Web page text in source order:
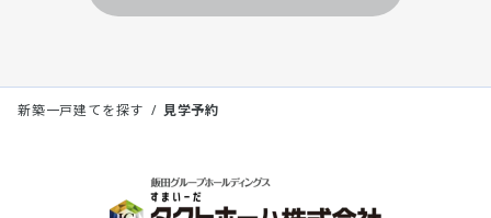
新築一戸建てを探す 見学予約